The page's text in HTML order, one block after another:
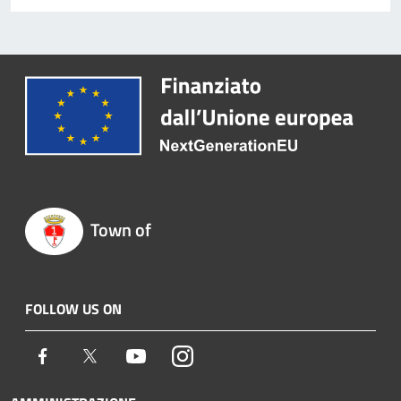
Town of
FOLLOW US ON
Facebook Twitter YoutubeInstagram